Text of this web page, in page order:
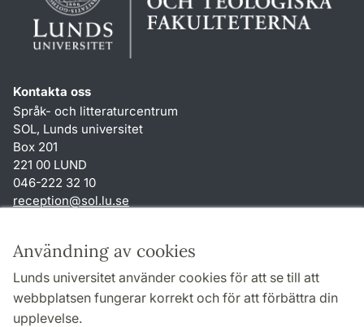
Användning av cookies
Lunds universitet använder cookies för att se till att
webbplatsen fungerar korrekt och för att förbättra din
upplevelse.
Kontakta oss
Språk- och litteraturcentrum
SOL, Lunds universitet
Box 201
221 00 LUND
046-222 32 10
reception@sol.lu.se
Genvägar
Om webbplatsen och cookies
Behandling av personuppgifter
Tillgänglighetsredogörelse